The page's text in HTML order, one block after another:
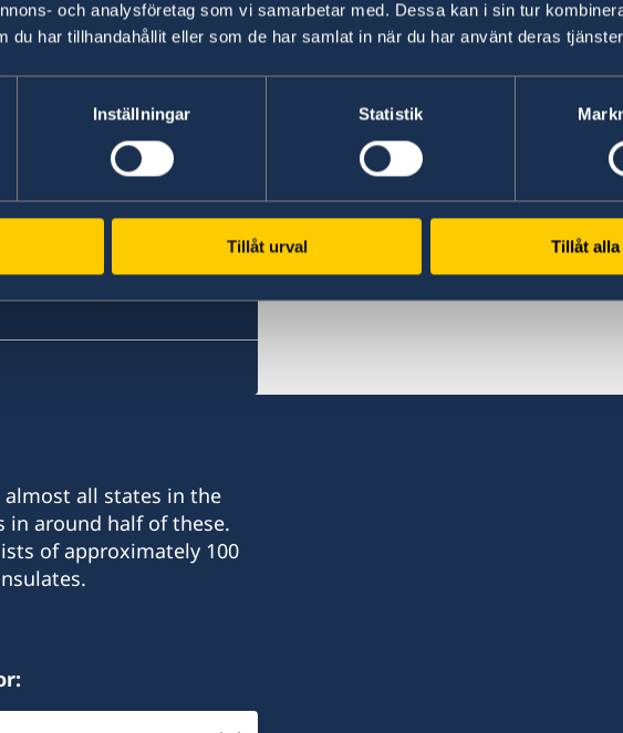
och analysföretag som vi samarbetar med. Dessa kan i sin tur
du har tillhandahållit eller som de har samlat in när du har använt deras
Inställningar Statistik
Tillåt urval Tillåt alla
SWEDISH CONSULATES
all states in the
in around half of these.
of approximately 100